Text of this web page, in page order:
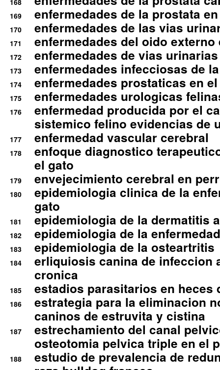
168
169 enfermedades de la prostata
170 enfermedades de las vias
171 enfermedades del oido
172 enfermedades de vias
173 enfermedades infecciosas de
174 enfermedades prostaticas en
175 enfermedades urologicas
176
enfermedad producida por el
sistemico felino evidencias de
177 enfermedad vascular cerebral
178
enfoque diagnostico
el gato
179 envejecimiento cerebral en
180
epidemiologia clinica de la
gato
181 epidemiologia de la dermatitis
182 epidemiologia de la
183 epidemiologia de la osteartritis
184
erliquiosis canina de infeccion
cronica
185 estadios parasitarios en heces
186
estrategia para la eliminacion
caninos de estruvita y cistina
187
estrechamiento del canal
osteotomia pelvica triple en el
188
estudio de prevalencia de